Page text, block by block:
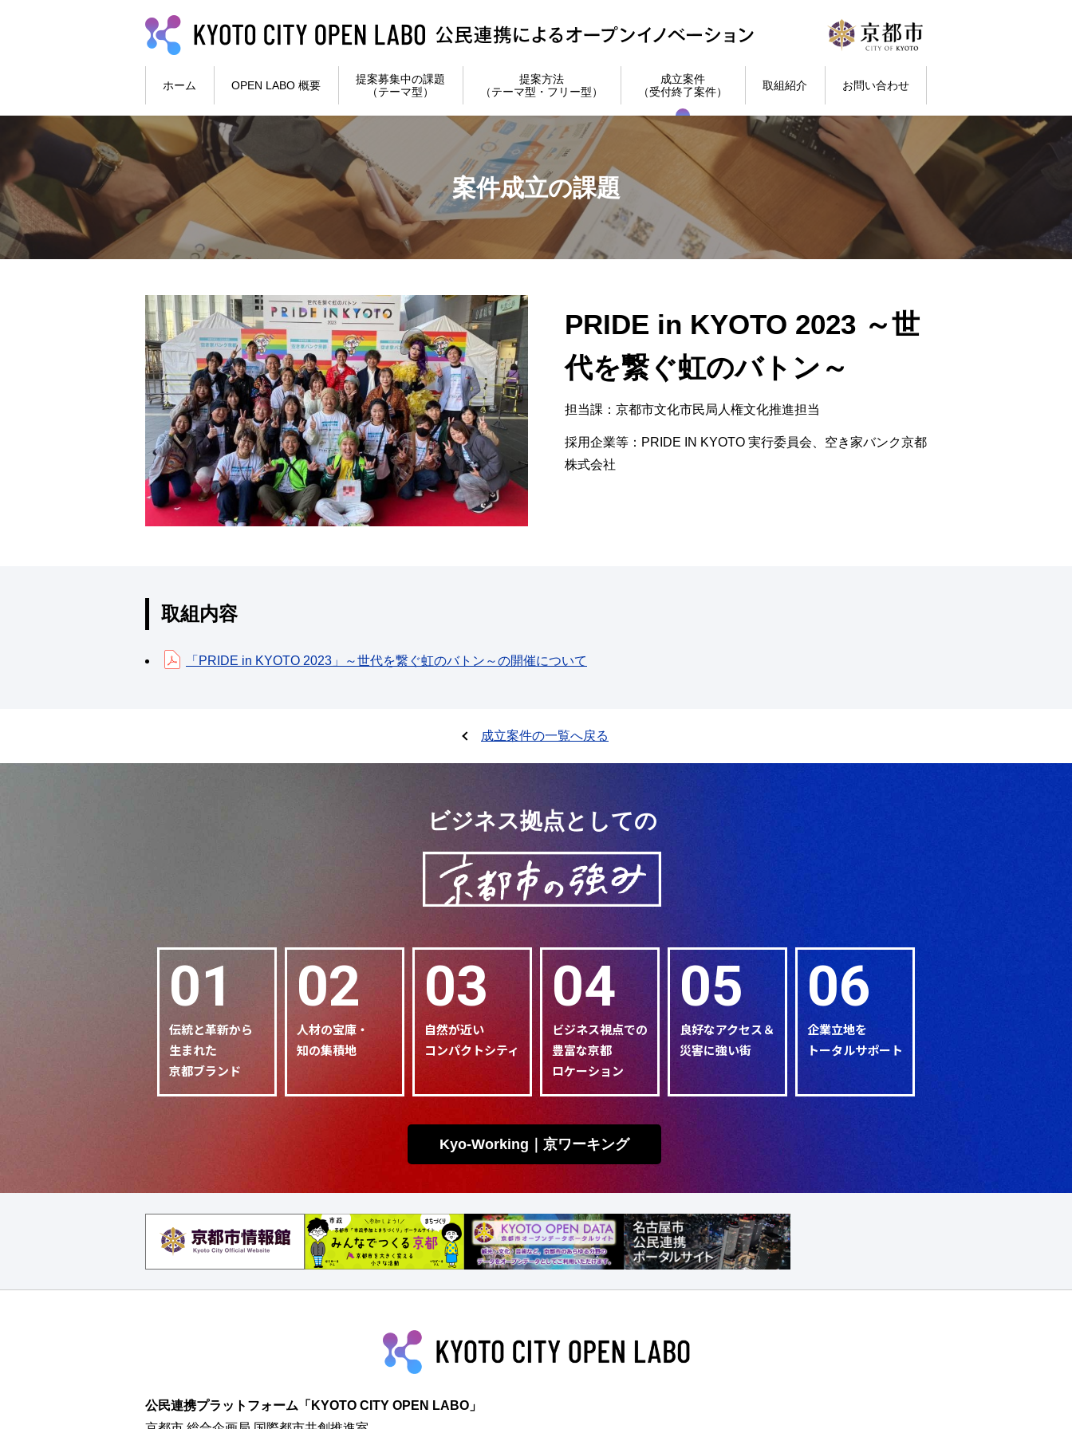
本文へ
ホーム OPEN LABO 概要
提案募集中の課題
（テーマ型）
提案方法
（テーマ型・フリー型）
成立案件
（受付終了案件）
取組紹介 お問い合わせ
ここから本文です。
案件成立の課題
PRIDE in KYOTO 2023 ～世
代を繋ぐ虹のバトン～
担当課：京都市文化市民局人権文化推進担当
採用企業等：PRIDE IN KYOTO 実行委員会、空き家バンク京都
株式会社
取組内容
「PRIDE in KYOTO 2023」～世代を繋ぐ虹のバトン～の開催について
成立案件の一覧へ戻る
ビジネス拠点としての
01
伝統と革新から
生まれた
京都ブランド
02
人材の宝庫・
知の集積地
03
自然が近い
コンパクトシティ
04
ビジネス視点での
豊富な京都
ロケーション
05
良好なアクセス＆
災害に強い街
06
企業立地を
トータルサポート
Kyo-Working｜京ワーキング
公民連携プラットフォーム「KYOTO CITY OPEN LABO」